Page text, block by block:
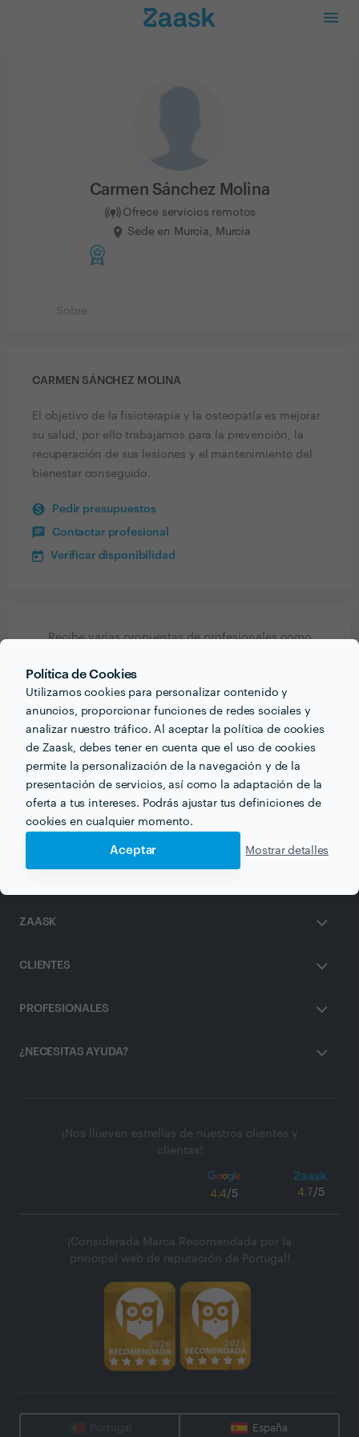
Política de Cookies
Utilizamos cookies para personalizar contenido y
anuncios, proporcionar funciones de redes sociales y
analizar nuestro tráfico. Al aceptar la política de cookies
de Zaask, debes tener en cuenta que el uso de cookies
permite la personalización de la navegación y de la
presentación de servicios, así como la adaptación de la
oferta a tus intereses. Podrás ajustar tus definiciones de
cookies en cualquier momento.
Aceptar Mostrar detalles
Carmen Sánchez Molina
Ofrece servicios remotos
Sede en Murcia, Murcia
Sobre
CARMEN SÁNCHEZ MOLINA
El objetivo de la fisioterapia y la osteopatía es mejorar
su salud, por ello trabajamos para la prevención, la
recuperación de sus lesiones y el mantenimiento del
bienestar conseguido.
Pedir presupuestos
Contactar profesional
Verificar disponibilidad
Recibe varias propuestas de profesionales como
Otros servicios proporcionados por Carmen Sánchez
Molina
Osteópata en murcia
ZAASK
CLIENTES
PROFESIONALES
¿NECESITAS AYUDA?
¡Nos llueven estrellas de nuestros clientes y
clientas!
4.4/5 4.7/5
¡Considerada Marca Recomendada por la
principal web de reputación de Portugal!
Portugal España